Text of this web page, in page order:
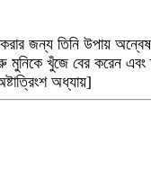
জন্য তিনি উপায়
খুঁজে বের করেন এবং
অধ্যায়]